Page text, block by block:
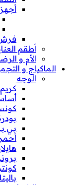
أطقم
الأم و
الماكياج و
الوجه
بي